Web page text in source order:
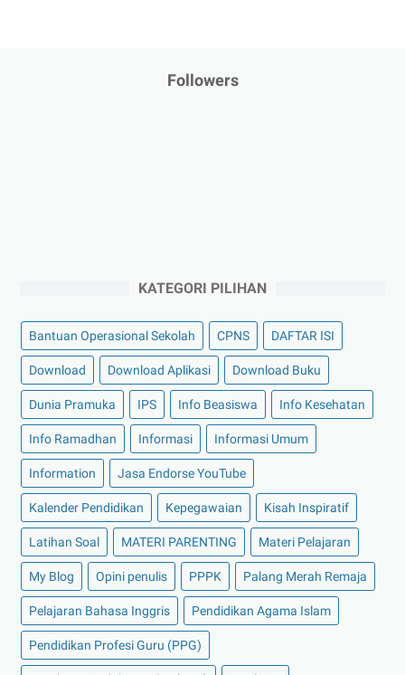
Followers
KATEGORI PILIHAN
Bantuan Operasional Sekolah CPNS DAFTAR ISI
Download Download Aplikasi Download Buku
Dunia Pramuka IPS Info Beasiswa Info Kesehatan
Info Ramadhan Informasi Informasi Umum
Information Jasa Endorse YouTube
Kalender Pendidikan Kepegawaian Kisah Inspiratif
Latihan Soal MATERI PARENTING Materi Pelajaran
My Blog Opini penulis PPPK Palang Merah Remaja
Pelajaran Bahasa Inggris Pendidikan Agama Islam
Pendidikan Profesi Guru (PPG)